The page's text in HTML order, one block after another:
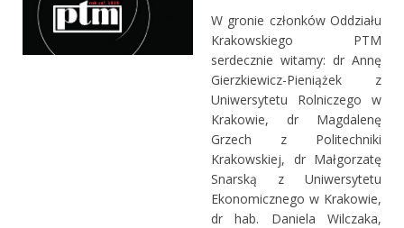
W gronie członków Oddziału
Krakowskiego PTM
serdecznie witamy: dr Annę
Gierzkiewicz-Pieniążek z
Uniwersytetu Rolniczego w
Krakowie, dr Magdalenę
Grzech z Politechniki
Krakowskiej, dr Małgorzatę
Snarską z Uniwersytetu
Ekonomicznego w Krakowie,
dr hab. Daniela Wilczaka,